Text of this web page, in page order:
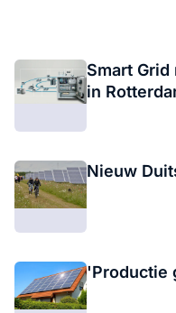
Smart
in
Nieuw
'Productie